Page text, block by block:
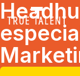
Saltar
al
contenido